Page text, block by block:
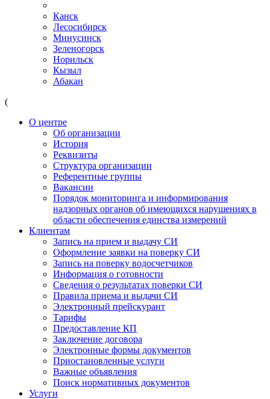
Канск
Лесосибирск
Минусинск
Зеленогорск
Норильск
Кызыл
Абакан
(
О центре
Об организации
История
Реквизиты
Структура организации
Референтные группы
Вакансии
Порядок мониторинга и информирования
надзорных органов об имеющихся нарушениях в
области обеспечения единства измерений
Клиентам
Запись на прием и выдачу СИ
Оформление заявки на поверку СИ
Запись на поверку водосчетчиков
Информация о готовности
Сведения о результатах поверки СИ
Правила приема и выдачи СИ
Электронный прейскурант
Тарифы
Предоставление КП
Заключение договора
Электронные формы документов
Приостановленные услуги
Важные объявления
Поиск нормативных документов
Услуги